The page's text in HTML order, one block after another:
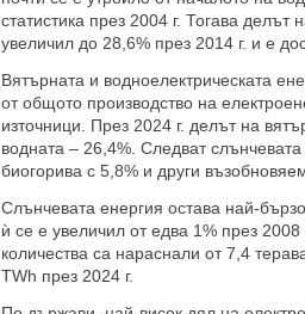
статистика през 2004 г. Тогава
увеличил до 28,6% през 2014 г. и е
Вятърната и водноелектрическата
от общото производство на
източници. През 2024 г. делът на
водната – 26,4%. Следват
биогорива с 5,8% и други
Слънчевата енергия остава най-
ѝ се е увеличил от едва 1% през 2008
количества са нараснали от 7,4
TWh през 2024 г.